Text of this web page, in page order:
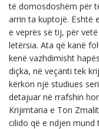
të domosdoshëm për
arrin ta kuptojë. Është
e veprës së tij, për
letërsia. Ata që kanë
kenë vazhdimisht
diçka, në veçanti tek
kërkon një studiues
detajuar në rrafshin
Krijimtaria e Ton
cilido që e ndjen